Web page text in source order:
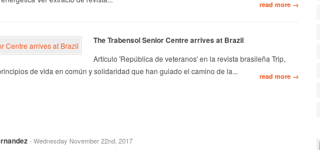
read more →
The Trabensol Senior Centre arrives at Brazil
Artículo 'República de veteranos' en la revista brasileña Trip,
de vida en común y solidaridad que han guiado el camino de la...
read more →
- Wednesday November 22nd, 2017